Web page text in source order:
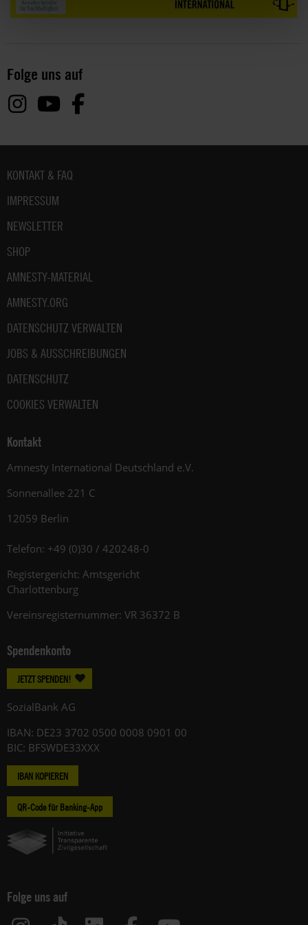
Folge uns auf
Fußbereich
KONTAKT & FAQ
IMPRESSUM
NEWSLETTER
SHOP
AMNESTY-MATERIAL
AMNESTY.ORG
DATENSCHUTZ VERWALTEN
JOBS & AUSSCHREIBUNGEN
DATENSCHUTZ
COOKIES VERWALTEN
Kontakt
Amnesty International Deutschland e.V.
Sonnenallee 221 C
12059 Berlin
Telefon: +49 (0)30 / 420248-0
Registergericht: Amtsgericht
Charlottenburg
Vereinsregisternummer: VR 36372 B
Spendenkonto
JETZT SPENDEN!
SozialBank AG
IBAN: DE23 3702 0500 0008 0901 00
BIC: BFSWDE33XXX
IBAN KOPIEREN
QR-Code für Banking-App
Folge uns auf